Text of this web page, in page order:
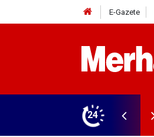
E-Gazete
24
313 beygir motoru var